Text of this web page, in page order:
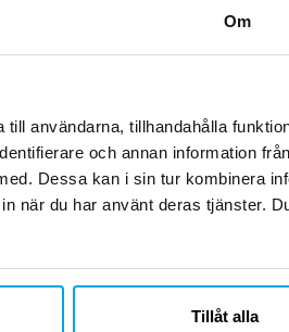
Om
användarna, tillhandahålla
och annan information
Dessa kan i sin tur kombinera
när du har använt deras tjänster.
Tillåt alla